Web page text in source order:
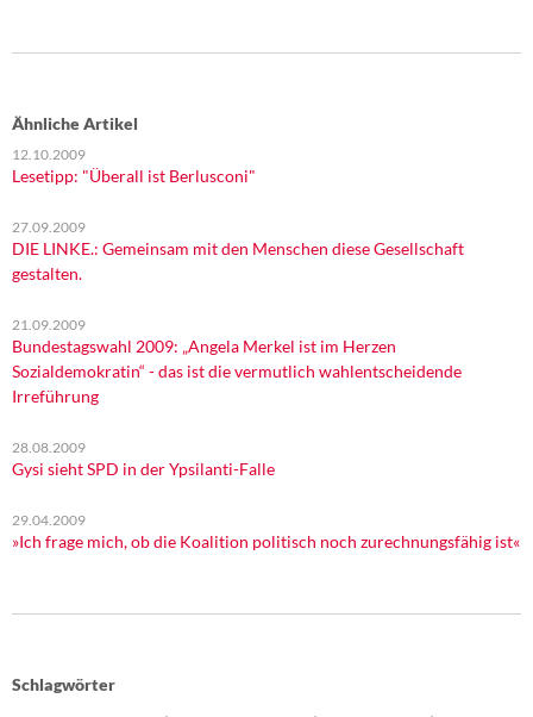
Ähnliche Artikel
12.10.2009
Lesetipp: "Überall ist Berlusconi"
27.09.2009
DIE LINKE.: Gemeinsam mit den Menschen diese Gesellschaft
gestalten.
21.09.2009
Bundestagswahl 2009: „Angela Merkel ist im Herzen
Sozialdemokratin“ - das ist die vermutlich wahlentscheidende
Irreführung
28.08.2009
Gysi sieht SPD in der Ypsilanti-Falle
29.04.2009
»Ich frage mich, ob die Koalition politisch noch zurechnungsfähig ist«
Schlagwörter